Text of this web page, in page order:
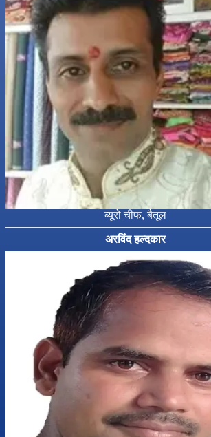
ब्यूरो चीफ, बैतूल
अरविंद हल्दकार